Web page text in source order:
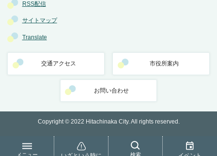
メニュー 検索
RSS配信
サイトマップ
Translate
交通アクセス 市役所案内
お問い合わせ
Copyright © 2022 Hitachinaka City. All rights reserved.